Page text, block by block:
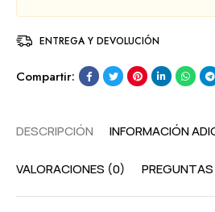
ENTREGA Y DEVOLUCIÓN
Compartir:
DESCRIPCIÓN INFORMACIÓN
VALORACIONES (0)